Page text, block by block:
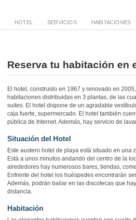
HOTEL SERVICIOS HABITACIONES
Reserva tu habitación en
El hotel, construido en 1967 y renovado en
habitaciones distribuidas en 3 plantas, de las
suites. El hotel dispone de un agradable
caja fuerte, supermercado. El hotel también
pública de Internet. Además, hay servicio de
Situación del Hotel
Este austero hotel de playa está situado en una
Está a unos minutos andando del centro de la
alrededores hay numerosos bares, tiendas,
Enfrente del hotel los huéspedes encontrarán
Además, podrán bailar en las discotecas que
distancia.
Habitación